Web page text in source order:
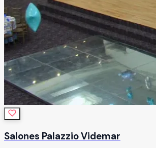
Salones Palazzio Videmar